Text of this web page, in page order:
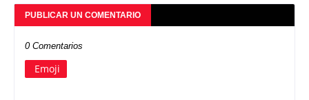
PUBLICAR UN COMENTARIO
0 Comentarios
Emoji